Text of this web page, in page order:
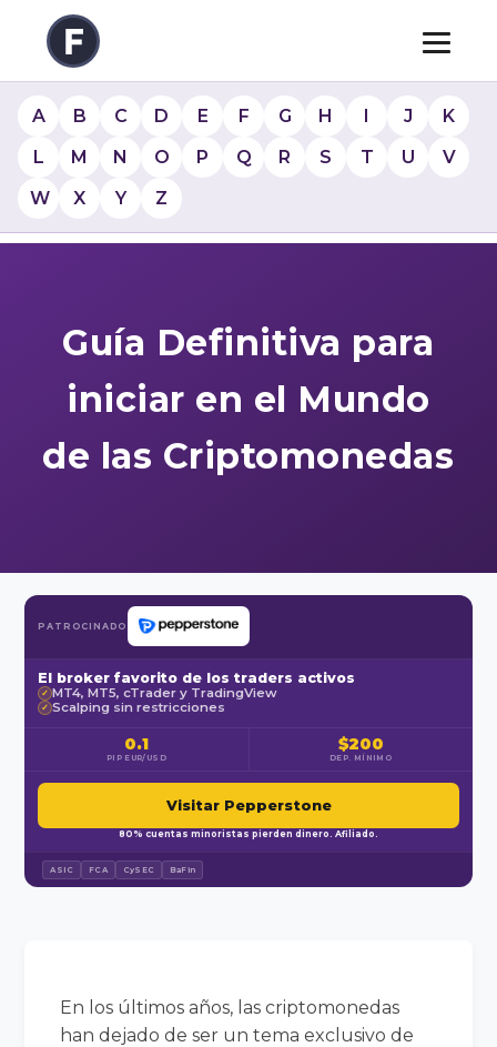
A B C D E F G H I J
K
L
M N O P Q R S T U
V
W
X Y Z
Guía Definitiva para
iniciar en el Mundo
de las Criptomonedas
PATROCINADO
El broker favorito de los traders activos
✓ MT4, MT5, cTrader y TradingView
✓ Scalping sin restricciones
0.1
PIP EUR/USD
$200
DEP. MÍNIMO
Visitar Pepperstone
80% cuentas minoristas pierden dinero. Afiliado.
ASIC FCA CySEC BaFin
En los últimos años, las criptomonedas
han dejado de ser un tema exclusivo de